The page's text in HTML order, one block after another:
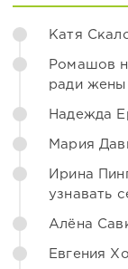
Катя
Ромашов
ради жены
Надежда
Мария
Ирина
узнавать
Алёна
Евгения